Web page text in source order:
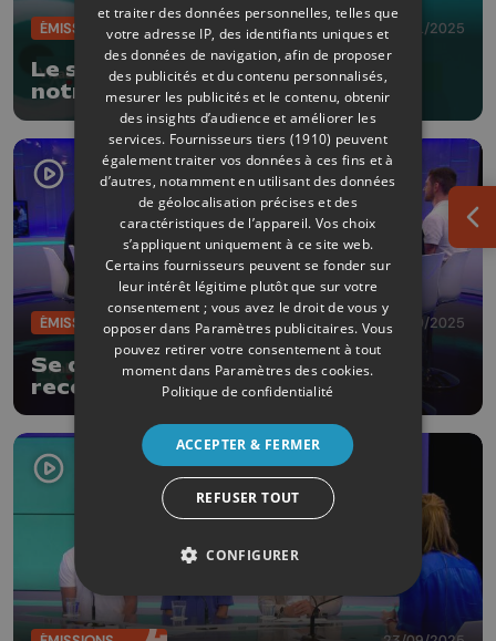
ÉMISSIONS 25/11/2025
Le sommeil : un enjeu vital pour
notre bien-être
ÉMISSIONS 28/10/2025
Se déconnecter pour mieux se
reconnecter
et traiter des données personnelles, telles que
votre adresse IP, des identifiants uniques et
des données de navigation, afin de proposer
des publicités et du contenu personnalisés,
mesurer les publicités et le contenu, obtenir
des insights d’audience et améliorer les
services. Fournisseurs tiers (1910) peuvent
également traiter vos données à ces fins et à
d’autres, notamment en utilisant des données
de géolocalisation précises et des
caractéristiques de l’appareil. Vos choix
s’appliquent uniquement à ce site web.
Certains fournisseurs peuvent se fonder sur
leur intérêt légitime plutôt que sur votre
consentement ; vous avez le droit de vous y
opposer dans Paramètres publicitaires. Vous
pouvez retirer votre consentement à tout
moment dans Paramètres des cookies.
Politique de confidentialité
ACCEPTER & FERMER
REFUSER TOUT
CONFIGURER